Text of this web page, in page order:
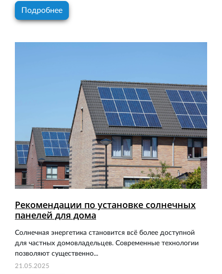
Подробнее
Рекомендации по установке солнечных
панелей для дома
Солнечная энергетика становится всё более доступной
для частных домовладельцев. Современные технологии
позволяют существенно...
21.05.2025